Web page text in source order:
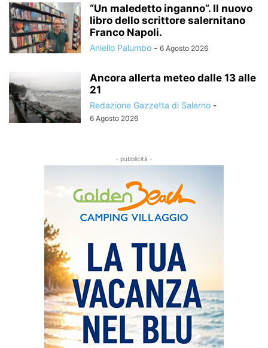
“Un maledetto inganno”. Il nuovo
libro dello scrittore salernitano
Franco Napoli.
Aniello Palumbo - 6 Agosto 2026
Ancora allerta meteo dalle 13 alle
21
Redazione Gazzetta di Salerno -
6 Agosto 2026
- pubblicità -